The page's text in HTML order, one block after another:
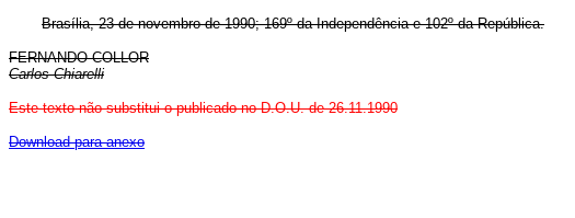
Brasília, 23 de novembro de 1990; 169º da Independência e 102º da República.
FERNANDO COLLOR
Carlos Chiarelli
Este texto não substitui o publicado no D.O.U. de 26.11.1990
Download para anexo